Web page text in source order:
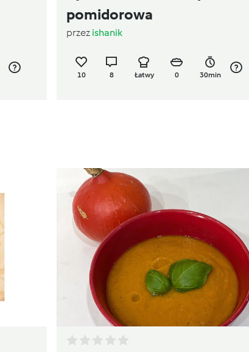
pomidorowa
przez ishanik
10 8 Łatwy 0 30min